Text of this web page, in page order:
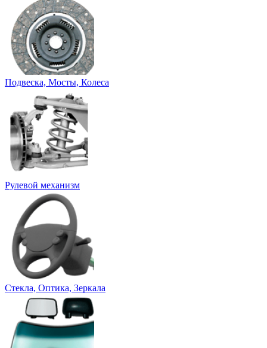
Подвеска, Мосты, Колеса
Рулевой механизм
Стекла, Оптика, Зеркала